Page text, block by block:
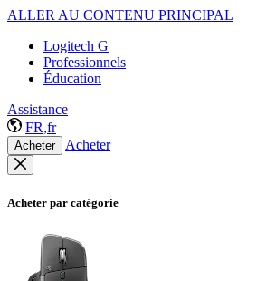
ALLER AU CONTENU PRINCIPAL
Logitech G
Professionnels
Éducation
Assistance
FR,fr
Acheter Acheter
Acheter par catégorie